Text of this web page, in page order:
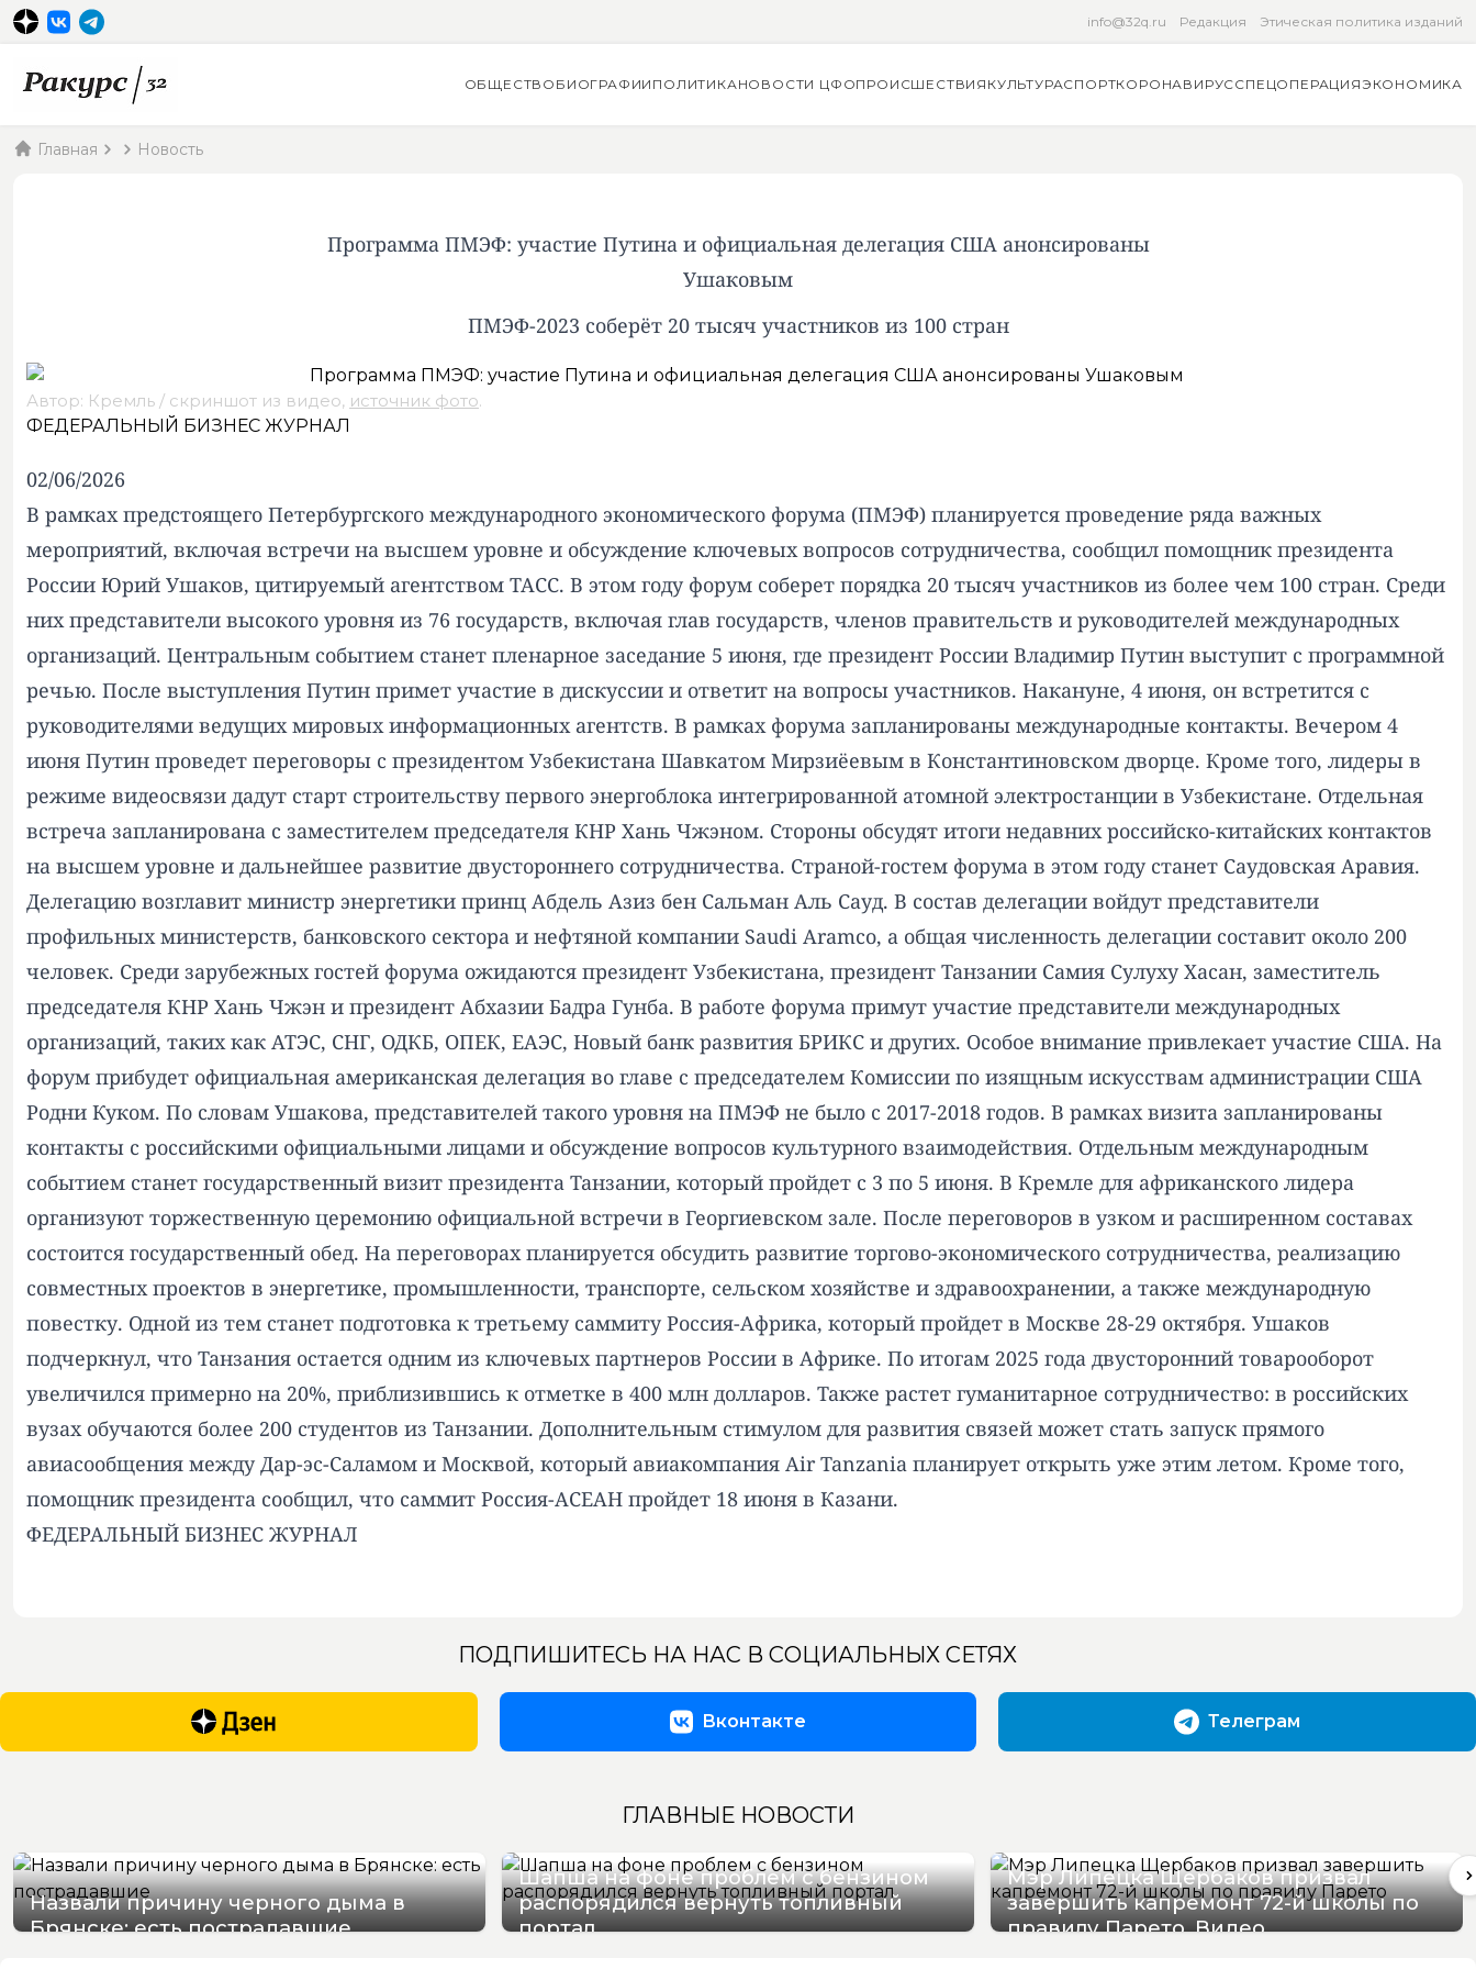
info@32q.ru Редакция Этическая политика изданий
ОБЩЕСТВО БИОГРАФИИ ПОЛИТИКАНОВОСТИ ЦФОПРОИСШЕСТВИЯ КУЛЬТУРАСПОРТКОРОНАВИРУССПЕЦОПЕРАЦИЯЭКОНОМИКА
Главная Новость
Программа ПМЭФ: участие Путина и официальная делегация США анонсированы
Ушаковым
ПМЭФ-2023 соберёт 20 тысяч участников из 100 стран
Автор: Кремль / скриншот из видео, источник фото.
ФЕДЕРАЛЬНЫЙ БИЗНЕС ЖУРНАЛ
02/06/2026
В рамках предстоящего Петербургского международного экономического форума (ПМЭФ) планируется проведение ряда важных
мероприятий, включая встречи на высшем уровне и обсуждение ключевых вопросов сотрудничества, сообщил помощник президента
России Юрий Ушаков, цитируемый агентством ТАСС. В этом году форум соберет порядка 20 тысяч участников из более чем 100 стран. Среди
них представители высокого уровня из 76 государств, включая глав государств, членов правительств и руководителей международных
организаций. Центральным событием станет пленарное заседание 5 июня, где президент России Владимир Путин выступит с программной
речью. После выступления Путин примет участие в дискуссии и ответит на вопросы участников. Накануне, 4 июня, он встретится с
руководителями ведущих мировых информационных агентств. В рамках форума запланированы международные контакты. Вечером 4
июня Путин проведет переговоры с президентом Узбекистана Шавкатом Мирзиёевым в Константиновском дворце. Кроме того, лидеры в
режиме видеосвязи дадут старт строительству первого энергоблока интегрированной атомной электростанции в Узбекистане. Отдельная
встреча запланирована с заместителем председателя КНР Хань Чжэном. Стороны обсудят итоги недавних российско-китайских контактов
на высшем уровне и дальнейшее развитие двустороннего сотрудничества. Страной-гостем форума в этом году станет Саудовская Аравия.
Делегацию возглавит министр энергетики принц Абдель Азиз бен Сальман Аль Сауд. В состав делегации войдут представители
профильных министерств, банковского сектора и нефтяной компании Saudi Aramco, а общая численность делегации составит около 200
человек. Среди зарубежных гостей форума ожидаются президент Узбекистана, президент Танзании Самия Сулуху Хасан, заместитель
председателя КНР Хань Чжэн и президент Абхазии Бадра Гунба. В работе форума примут участие представители международных
организаций, таких как АТЭС, СНГ, ОДКБ, ОПЕК, ЕАЭС, Новый банк развития БРИКС и других. Особое внимание привлекает участие США. На
форум прибудет официальная американская делегация во главе с председателем Комиссии по изящным искусствам администрации США
Родни Куком. По словам Ушакова, представителей такого уровня на ПМЭФ не было с 2017-2018 годов. В рамках визита запланированы
контакты с российскими официальными лицами и обсуждение вопросов культурного взаимодействия. Отдельным международным
событием станет государственный визит президента Танзании, который пройдет с 3 по 5 июня. В Кремле для африканского лидера
организуют торжественную церемонию официальной встречи в Георгиевском зале. После переговоров в узком и расширенном составах
состоится государственный обед. На переговорах планируется обсудить развитие торгово-экономического сотрудничества, реализацию
совместных проектов в энергетике, промышленности, транспорте, сельском хозяйстве и здравоохранении, а также международную
повестку. Одной из тем станет подготовка к третьему саммиту Россия-Африка, который пройдет в Москве 28-29 октября. Ушаков
подчеркнул, что Танзания остается одним из ключевых партнеров России в Африке. По итогам 2025 года двусторонний товарооборот
увеличился примерно на 20%, приблизившись к отметке в 400 млн долларов. Также растет гуманитарное сотрудничество: в российских
вузах обучаются более 200 студентов из Танзании. Дополнительным стимулом для развития связей может стать запуск прямого
авиасообщения между Дар-эс-Саламом и Москвой, который авиакомпания Air Tanzania планирует открыть уже этим летом. Кроме того,
помощник президента сообщил, что саммит Россия-АСЕАН пройдет 18 июня в Казани.
ФЕДЕРАЛЬНЫЙ БИЗНЕС ЖУРНАЛ
ПОДПИШИТЕСЬ НА НАС В СОЦИАЛЬНЫХ СЕТЯХ
Вконтакте Телеграм
ГЛАВНЫЕ НОВОСТИ
Назвали причину черного дыма в
Брянске: есть пострадавшие
Шапша на фоне проблем с бензином
распорядился вернуть топливный
портал
Мэр Липецка Щербаков призвал
завершить капремонт 72-й школы по
правилу Парето. Видео